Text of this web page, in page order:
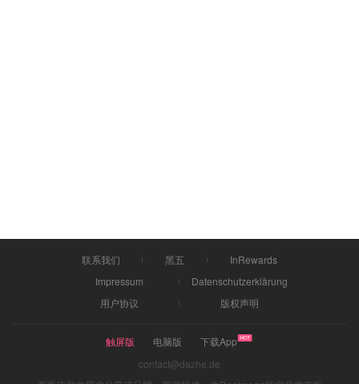
联系我们 黑五
InRewards
Impressum
Datenschutzerklärung
用户协议
版权声明
触屏版 电脑版
下载App
contact@dazhe.de